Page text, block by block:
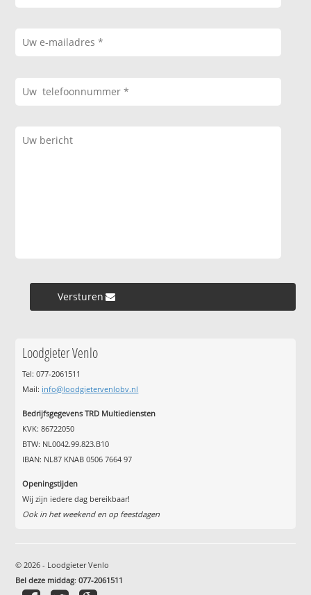
Versturen »
Loodgieter Venlo
Tel: 077-2061511
Mail: info@loodgietervenlobv.nl
Bedrijfsgegevens TRD Multiediensten
KVK: 86722050
BTW: NL0042.99.823.B10
IBAN: NL87 KNAB 0506 7664 97
Openingstijden
Wij zijn iedere dag bereikbaar!
Ook in het weekend en op feestdagen
© 2026 - Loodgieter Venlo
Bel deze middag:077-2061511